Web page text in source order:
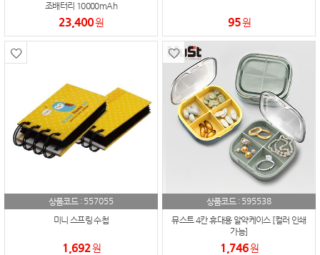
조배터리 10000mAh
23,400원 95원
상품코드 : 557055
미니 스프링 수첩
1,692원
상품코드 : 595538
뮤스트 4칸 휴대용 알약케이스 [컬러 인쇄
가능]
1,746원